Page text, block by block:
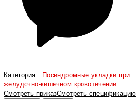
Категория : Посиндромные укладки при
желудочно-кишечном кровотечении
Смотреть приказСмотреть спецификацию